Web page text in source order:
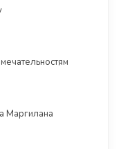
Маргилана